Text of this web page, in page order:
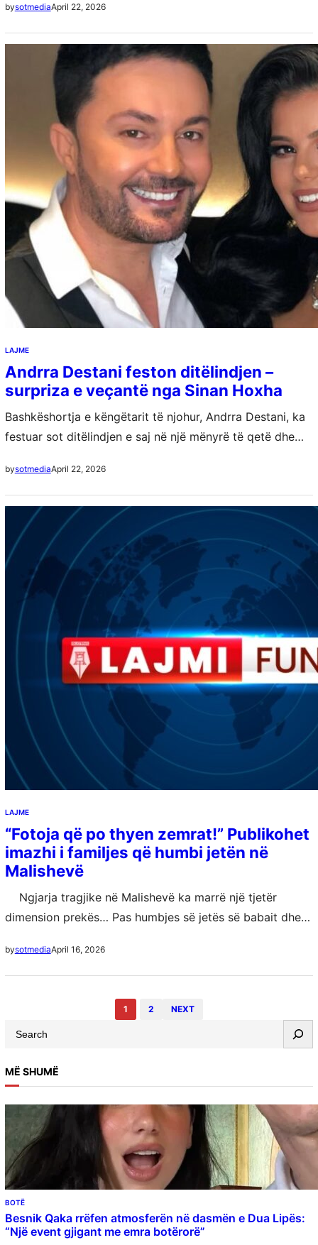
fizike. Fotot e…
bysotmediaApril 22, 2026
LAJME
Andrra Destani feston ditëlindjen –
surpriza e veçantë nga Sinan Hoxha
Bashkëshortja e këngëtarit të njohur, Andrra Destani, ka
festuar sot ditëlindjen e saj në një mënyrë të qetë dhe
kanë zgjedhur…
bysotmediaApril 22, 2026
LAJME
“Fotoja që po thyen zemrat!” Publikohet
imazhi i familjes që humbi jetën në
Malishevë
Ngjarja tragjike në Malishevë ka marrë një tjetër
dimension prekës… Pas humbjes së jetës së babait dhe
bysotmediaApril 16, 2026
1 2 NEXT
a
r
c
h
MË SHUMË
BOTË
Besnik Qaka rrëfen atmosferën në dasmën e Dua Lipës:
“Një event gjigant me emra botërorë”